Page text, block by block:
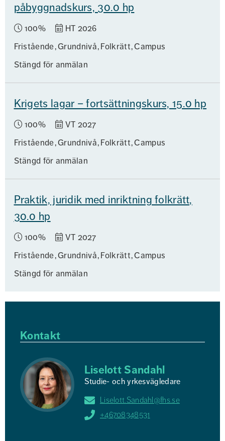
påbyggnadskurs, 30.0 hp
100%
HT 2026
Fristående Grundnivå FolkrättCampus
Stängd för anmälan
Krigets lagar – fortsättningskurs, 15.0 hp
100%
VT 2027
Fristående Grundnivå FolkrättCampus
Stängd för anmälan
Praktik, juridik med inriktning folkrätt,
30.0 hp
100%
VT 2027
Fristående Grundnivå FolkrättCampus
Stängd för anmälan
Kontakt
Liselott Sandahl
Studie- och yrkesvägledare
Liselott.Sandahl@fhs.se
+46708348531